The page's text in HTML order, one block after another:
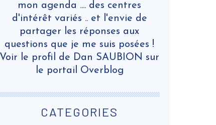
CATEGORIES
mon agenda .... des centres
d'intérêt variés .. et l'envie de
partager les réponses aux
questions que je me suis posées !
Voir le profil de Dan SAUBION sur
le portail Overblog